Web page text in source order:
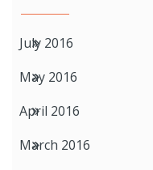
July 2016
May 2016
April 2016
March 2016